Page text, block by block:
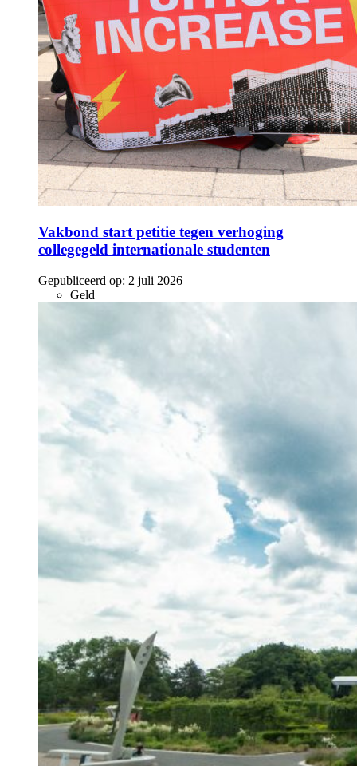
Vakbond start petitie tegen verhoging
collegegeld internationale studenten
Gepubliceerd op: 2 juli 2026
Geld